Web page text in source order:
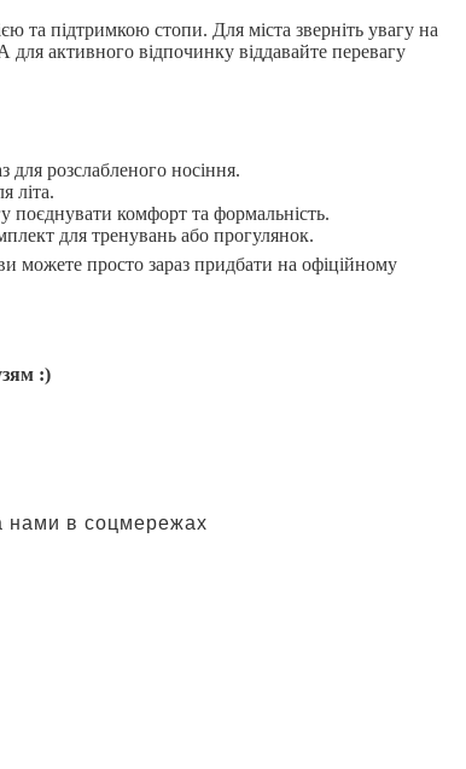
та підтримкою стопи. Для міста зверніть увагу на
активного відпочинку віддавайте перевагу
розслабленого носіння.
літа.
комфорт та формальність.
для тренувань або прогулянок.
можете просто зараз придбати на офіційному
:)
нами в соцмережах